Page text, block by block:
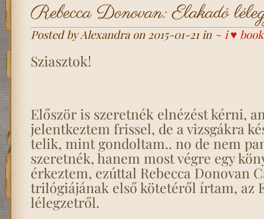
Rebecca Donovan: Elakadó
Posted by Alexandra on 2015-01-21 in ~ i ♥
Sziasztok!
Először is szeretnék elnézést kérni,
jelentkeztem frissel, de a vizsgákra
telik, mint gondoltam.. no de nem
szeretnék, hanem most végre egy
érkeztem, ezúttal Rebecca Donovan
trilógiájának első kötetéről írtam, az
lélegzetről.